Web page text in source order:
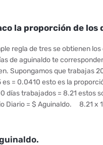
la proporción de
regla de tres se obtienen
de aguinaldo te
Supongamos que trabajas
es = 0.0410 esto es la
días trabajados = 8.21 estos
Diario = $ Aguinaldo. 8.21 x